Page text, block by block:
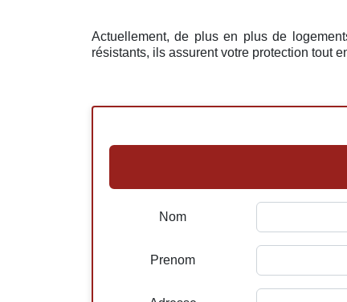
Actuellement, de plus en plus de
résistants, ils assurent votre protection tout
Nom
Prenom